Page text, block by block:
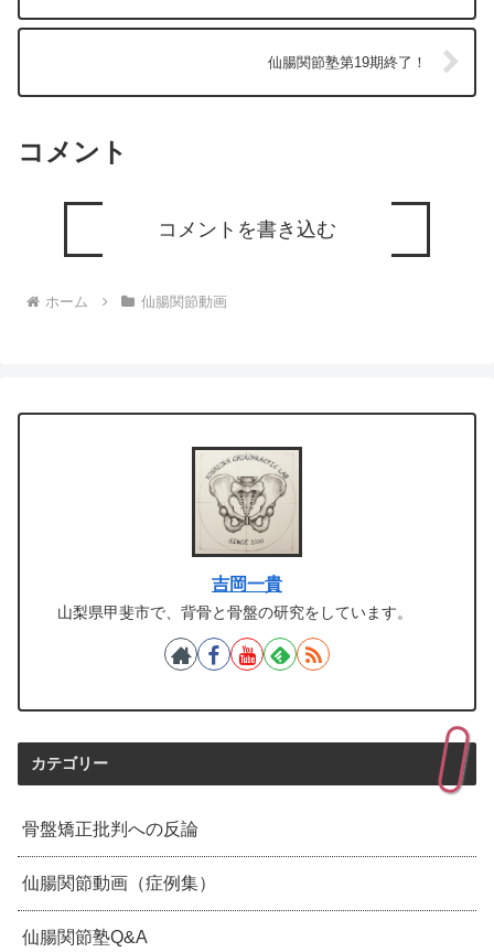
仙腸関節塾第19期終了！
コメント
コメントを書き込む
ホーム 仙腸関節動画
吉岡一貴
山梨県甲斐市で、背骨と骨盤の研究をしています。
カテゴリー
骨盤矯正批判への反論
仙腸関節動画（症例集）
仙腸関節塾Q&A